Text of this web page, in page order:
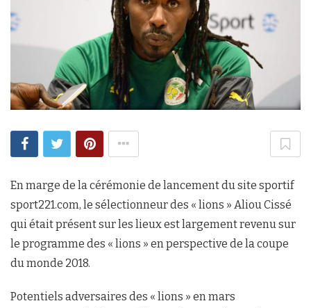
En marge de la cérémonie de lancement du site sportif
sport221.com, le sélectionneur des « lions » Aliou Cissé
qui était présent sur les lieux est largement revenu sur
le programme des « lions » en perspective de la coupe
du monde 2018.
Potentiels adversaires des « lions » en mars